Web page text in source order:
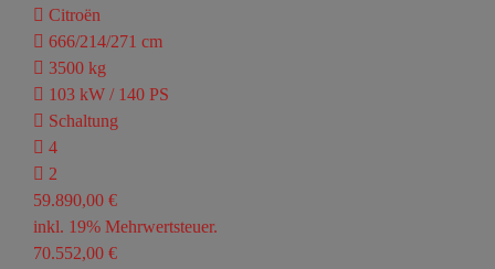
Citroën
666/214/271 cm
3500 kg
103 kW / 140 PS
Schaltung
4
2
59.890,00 €
inkl. 19% Mehrwertsteuer.
70.552,00 €